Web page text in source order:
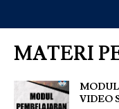
MATERI
VIDEO